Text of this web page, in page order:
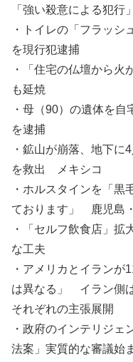
「強い殺意による犯
・トイレの「フラッ
を現行犯逮捕
・「住宅の仏壇から
も延焼
・母（90）の遺体を
を逮捕
・鉱山が崩落、地下
を救出 メキシコ
・ホルスタインを「
ております」 鹿児島
・「セルフ飲食店」
な工夫
・アメリカとイラン
は異なる」 イラン側
それぞれの主張展開
・政府のインテリジ
法案」実質的な審議始